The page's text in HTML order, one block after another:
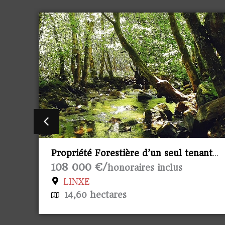
Propriété viticole Saint Emilion
Prix sur demande €/honoraires
inclus
SAINT-ÉMILION